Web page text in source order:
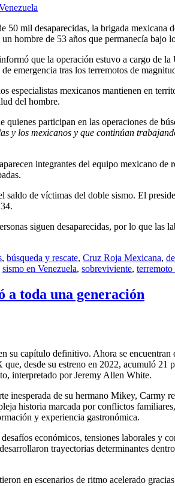
mil desaparecidas, la brigada mexicana
hombre de 53 años que permanecía bajo
que la operación estuvo a cargo de
emergencia tras los terremotos de
especialistas mexicanos mantienen en
del hombre.
participan en las operaciones de
y los mexicanos y que continúan
integrantes del equipo mexicano de
de víctimas del doble sismo. El
siguen desaparecidas, por lo que las
, búsqueda y rescate, Cruz Roja Mexicana,
sismo en Venezuela, sobreviviente, terremoto
a toda una generación
su capítulo definitivo. Ahora se
desde su estreno en 2022, acumuló 21
interpretado por Jeremy Allen White.
de su hermano Mikey, Carmy
historia marcada por conflictos
y experiencia gastronómica.
económicos, tensiones laborales y
trayectorias determinantes
en escenarios de ritmo acelerado